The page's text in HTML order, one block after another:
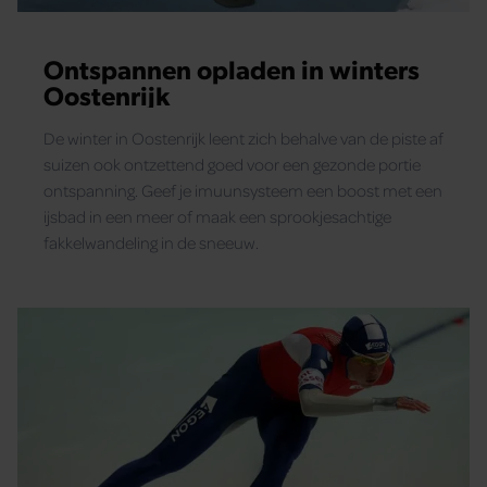
Ontspannen opladen in winters
Oostenrijk
De winter in Oostenrijk leent zich behalve van de piste af
suizen ook ontzettend goed voor een gezonde portie
ontspanning. Geef je imuunsysteem een boost met een
ijsbad in een meer of maak een sprookjesachtige
fakkelwandeling in de sneeuw.